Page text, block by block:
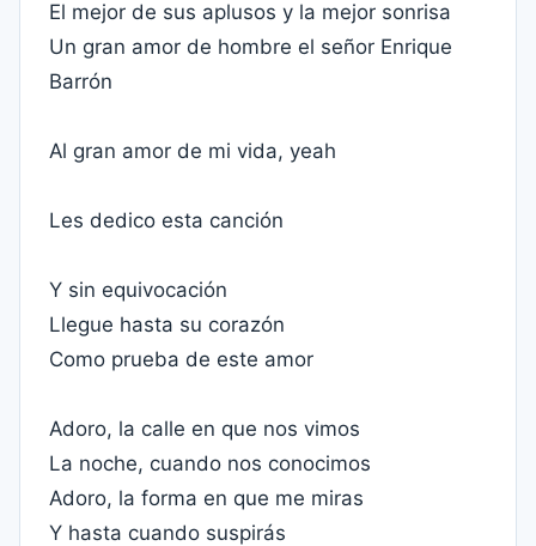
El mejor de sus aplusos y la mejor sonrisa
Un gran amor de hombre el señor Enrique
Barrón
Al gran amor de mi vida, yeah
Les dedico esta canción
Y sin equivocación
Llegue hasta su corazón
Como prueba de este amor
Adoro, la calle en que nos vimos
La noche, cuando nos conocimos
Adoro, la forma en que me miras
Y hasta cuando suspirás